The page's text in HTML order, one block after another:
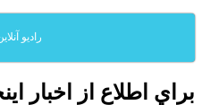
رادیو
براي اطلاع از اخبار